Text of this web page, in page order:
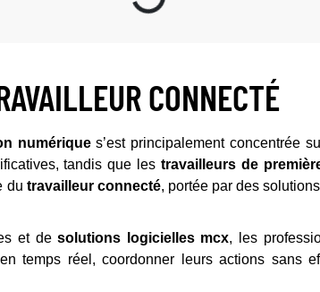
CONNECTÉ
numériques’est principalement concentrée
tandis que les travailleurs de
du travailleur connecté, portée par des
et desolutions logicielles mcx, les
temps réel, coordonner leurs actions sans